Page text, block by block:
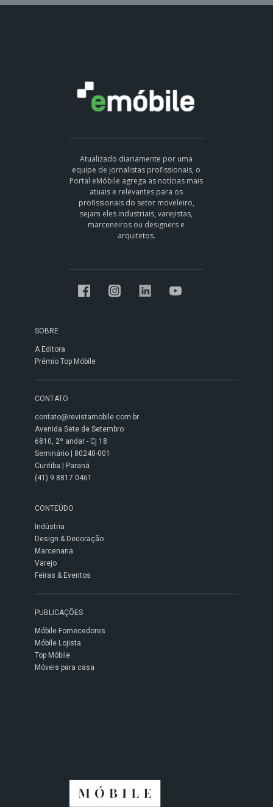
Atualizado diariamente por uma
equipe de jornalistas profissionais, o
Portal eMóbile agrega as notícias mais
atuais e relevantes para os
profissionais do setor moveleiro,
sejam eles industriais, varejistas,
marceneiros ou designers e
arquitetos.
SOBRE
A Editora
Prêmio Top Móbile
CONTATO
contato@revistamobile.com.br
Avenida Sete de Setembro
6810, 2º andar - Cj 18
Seminário | 80240-001
Curitiba | Paraná
(41) 9 8817 0461
CONTEÚDO
Indústria
Design & Decoração
Marcenaria
Varejo
Feiras & Eventos
PUBLICAÇÕES
Móbile Fornecedores
Móbile Lojista
Top Móbile
Móveis para casa